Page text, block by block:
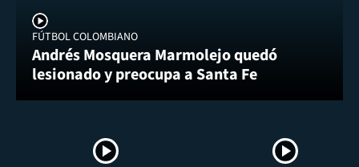
FÚTBOL COLOMBIANO
Andrés Mosquera Marmolejo quedó
lesionado y preocupa a Santa Fe